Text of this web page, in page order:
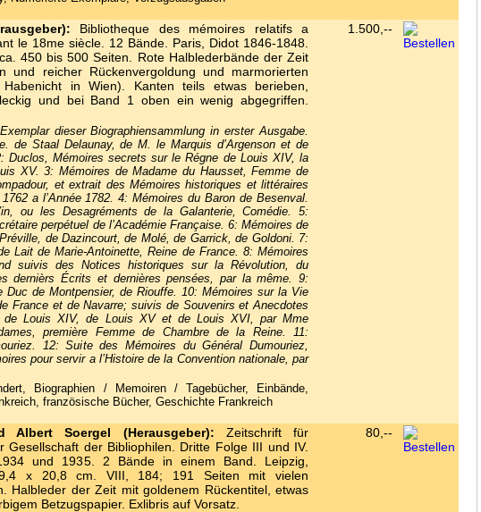
Bibliotheque des mémoires relatifs a
le 18me siècle. 12 Bände. Paris, Didot 1846-1848.
450 bis 500 Seiten. Rote Halblederbände der Zeit
und reicher Rückenvergoldung und marmorierten
Habenicht in Wien). Kanten teils etwas berieben,
und bei Band 1 oben ein wenig abgegriffen.
dieser Biographiensammlung in erster Ausgabe.
de Staal Delaunay, de M. le Marquis d’Argenson et de
Duclos, Mémoires secrets sur le Régne de Louis XIV, la
XV. 3: Mémoires de Madame du Hausset, Femme de
et extrait des Mémoires historiques et littéraires
a l’Année 1782. 4: Mémoires du Baron de Besenval.
ou les Desagréments de la Galanterie, Comédie. 5:
perpétuel de l’Académie Française. 6: Mémoires de
de Dazincourt, de Molé, de Garrick, de Goldoni. 7:
Lait de Marie-Antoinette, Reine de France. 8: Mémoires
suivis des Notices historiques sur la Révolution, du
dernièrs Écrits et dernières pensées, par la même. 9:
Duc de Montpensier, de Riouffe. 10: Mémoires sur la Vie
France et de Navarre; suivis de Souvenirs et Anecdotes
de Louis XIV, de Louis XV et de Louis XVI, par Mme
première Femme de Chambre de la Reine. 11:
12: Suite des Mémoires du Général Dumouriez,
pour servir a l’Histoire de la Convention nationale, par
Biographien / Memoiren / Tagebücher, Einbände,
französische Bücher, Geschichte Frankreich
1.500,--
Albert Soergel (Herausgeber): Zeitschrift für
Gesellschaft der Bibliophilen. Dritte Folge III und IV.
und 1935. 2 Bände in einem Band. Leipzig,
x 20,8 cm. VIII, 184; 191 Seiten mit vielen
Halbleder der Zeit mit goldenem Rückentitel, etwas
Betzugspapier. Exlibris auf Vorsatz.
80,--